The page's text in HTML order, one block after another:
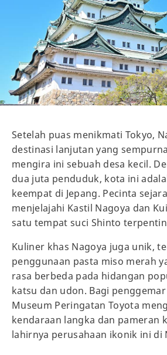
Setelah puas menikmati Tokyo,
destinasi lanjutan yang
mengira ini sebuah desa kecil.
dua juta penduduk, kota ini
keempat di Jepang. Pecinta
menjelajahi Kastil Nagoya dan
satu tempat suci Shinto
Kuliner khas Nagoya juga unik,
penggunaan pasta miso merah
rasa berbeda pada hidangan
katsu dan udon. Bagi
Museum Peringatan Toyota
kendaraan langka dan pameran
lahirnya perusahaan ikonik ini di